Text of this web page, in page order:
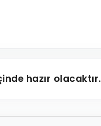
hazır olacaktır.